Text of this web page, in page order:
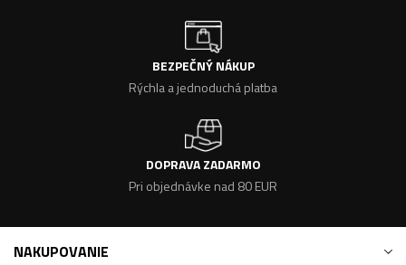
BEZPEČNÝ NÁKUP
Rýchla a jednoduchá platba
DOPRAVA ZADARMO
Pri objednávke nad 80 EUR
NAKUPOVANIE